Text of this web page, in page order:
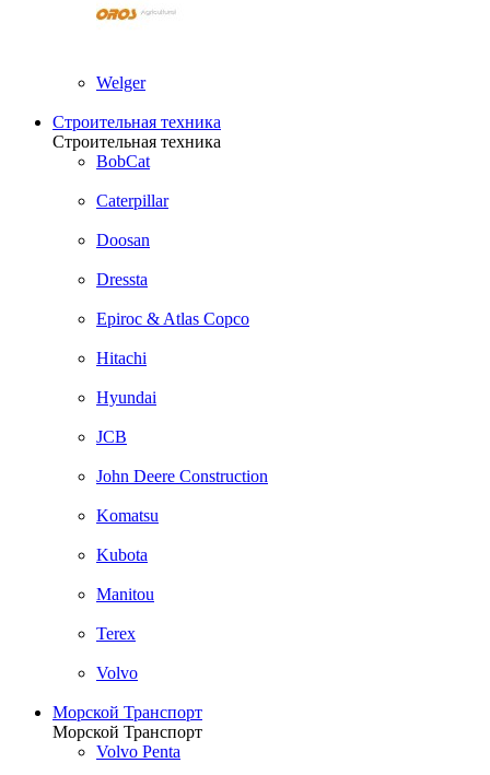
Welger
Строительная техника
Строительная техника
BobCat
Caterpillar
Doosan
Dressta
Epiroc & Atlas Copco
Hitachi
Hyundai
JCB
John Deere Construction
Komatsu
Kubota
Manitou
Terex
Volvo
Морской Транспорт
Морской Транспорт
Volvo Penta